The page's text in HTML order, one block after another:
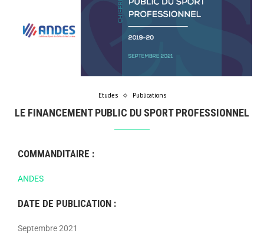
Etudes Publications
LE FINANCEMENT PUBLIC DU SPORT PROFESSIONNEL
COMMANDITAIRE :
ANDES
DATE DE PUBLICATION :
Septembre 2021